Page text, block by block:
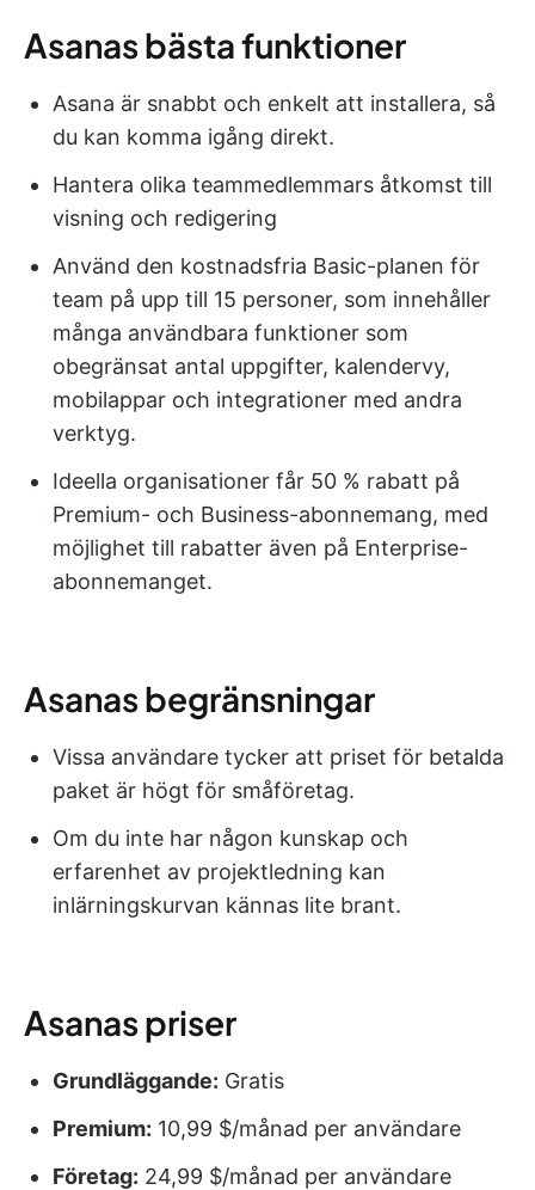
Asanas bästa funktioner
Asana är snabbt och enkelt att installera, så
du kan komma igång direkt.
Hantera olika teammedlemmars åtkomst till
visning och redigering
Använd den kostnadsfria Basic-planen för
team på upp till 15 personer, som innehåller
många användbara funktioner som
obegränsat antal uppgifter, kalendervy,
mobilappar och integrationer med andra
verktyg.
Ideella organisationer får 50 % rabatt på
Premium- och Business-abonnemang, med
möjlighet till rabatter även på Enterprise-
abonnemanget.
Asanas begränsningar
Vissa användare tycker att priset för betalda
paket är högt för småföretag.
Om du inte har någon kunskap och
erfarenhet av projektledning kan
inlärningskurvan kännas lite brant.
Asanas priser
Grundläggande: Gratis
Premium: 10,99 $/månad per användare
Företag: 24,99 $/månad per användare